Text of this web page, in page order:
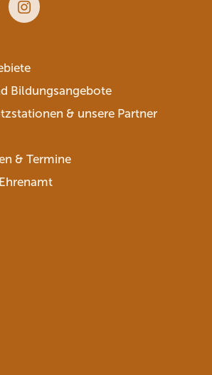
Instagram
Bildungsangebote
& unsere Partner
& Termine